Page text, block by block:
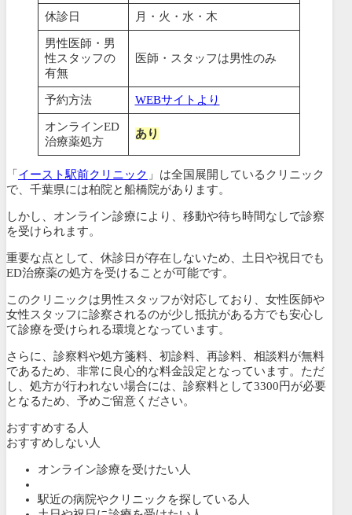
休診日 月・火・水・木
男性医師・男
性スタッフの
有無
医師・スタッフは男性のみ
予約方法 WEBサイトより
オンラインED
治療薬処方
あり
「 イースト駅前クリニック 」は全国展開しているクリニック
で、千葉県には柏院と船橋院があります。
しかし、オンライン診療により、移動や待ち時間なしで診察
を受けられます。
重要な点として、休診日が存在しないため、土日や祝日でも
ED治療薬の処方を受けることが可能です。
このクリニックは男性スタッフが対応しており、女性医師や
女性スタッフに診察されるのが少し抵抗がある方でも安心し
て診療を受けられる環境となっています。
さらに、診察料や処方箋料、初診料、再診料、相談料が無料
であるため、非常に良心的な料金設定となっています。ただ
し、処方が行われない場合には、診察料として3300円が必要
となるため、予めご留意ください。
おすすめする人
おすすめしない人
オンライン診療を受けたい人
駅近の病院やクリニックを探している人